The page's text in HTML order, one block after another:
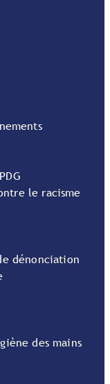
le racisme
dénonciation
des mains